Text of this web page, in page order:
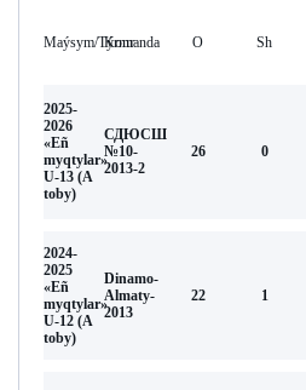
Maýsym/TýrnırKomanda O Sh
2025-
2026
«Eñ
myqtylar»
U-13 (A
toby)
СДЮСШ
№10-
2013-2
26 0
2024-
2025
«Eñ
myqtylar»
U-12 (A
toby)
Dinamo-
Almaty-
2013
22 1